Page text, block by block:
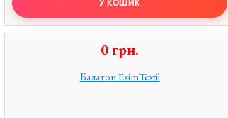
0грн.
Балатон EximTextil